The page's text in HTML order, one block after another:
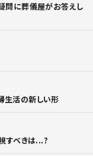
問に葬儀屋がお答えし
生活の新しい形
すべきは...?